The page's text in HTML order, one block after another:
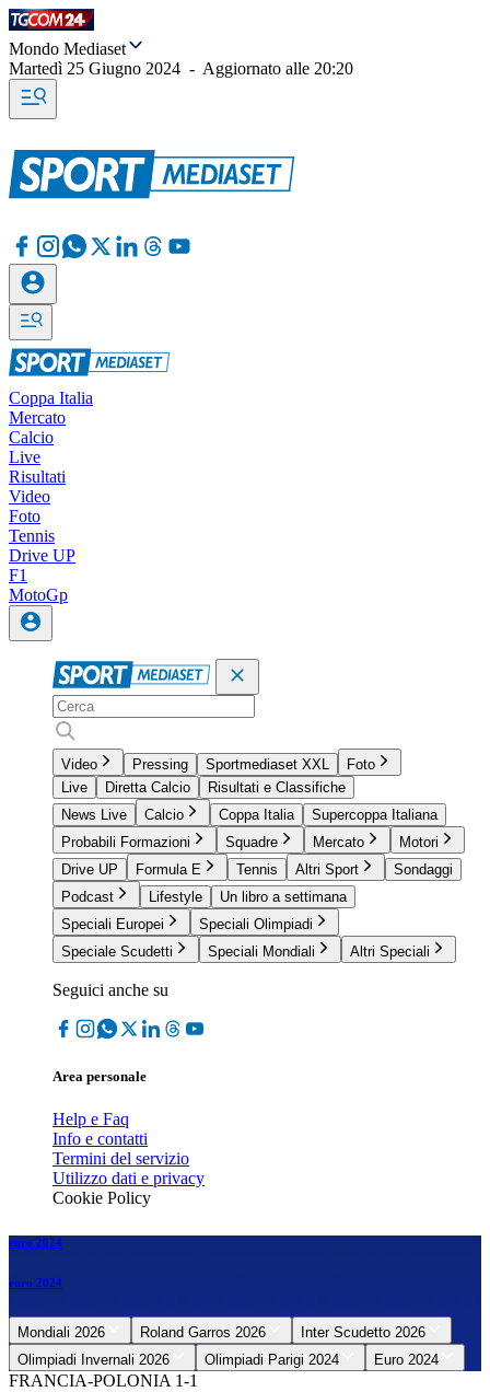
Mondo Mediaset
Martedì 25 Giugno 2024 - Aggiornato alle 20:20
Coppa Italia
Mercato
Calcio
Live
Risultati
Video
Foto
Tennis
Drive UP
F1
MotoGp
Video Pressing Sportmediaset XXL
Foto
Live
Diretta Calcio
Risultati e Classifiche
News Live
Calcio Coppa Italia
Supercoppa Italiana
Probabili Formazioni
Squadre Mercato
Motori
Drive UP
Formula E Tennis Altri Sport
Sondaggi
Podcast
Lifestyle
Un libro a settimana
Speciali Europei
Speciali Olimpiadi
Speciale Scudetti
Speciali Mondiali Altri Speciali
Seguici anche su
Area personale
Help e Faq
Info e contatti
Termini del servizio
Utilizzo dati e privacy
Cookie Policy
euro 2024
euro 2024
Mondiali 2026 Roland Garros 2026
Inter Scudetto 2026
Olimpiadi Invernali 2026
Olimpiadi Parigi 2024 Euro 2024
FRANCIA-POLONIA 1-1